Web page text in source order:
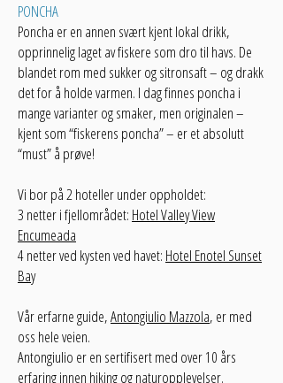
PONCHA
Poncha er en annen svært kjent lokal drikk,
opprinnelig laget av fiskere som dro til havs. De
blandet rom med sukker og sitronsaft – og drakk
det for å holde varmen. I dag finnes poncha i
mange varianter og smaker, men originalen –
kjent som “fiskerens poncha” – er et absolutt
“must” å prøve!
Vi bor på 2 hoteller under oppholdet:
3 netter i fjellområdet: Hotel Valley View
Encumeada
4 netter ved kysten ved havet: Hotel Enotel Sunset
Bay
Vår erfarne guide,Antongiulio Mazzola, er med
oss hele veien.
Antongiulio er en sertifisert med over 10 års
erfaring innen hiking og naturopplevelser.